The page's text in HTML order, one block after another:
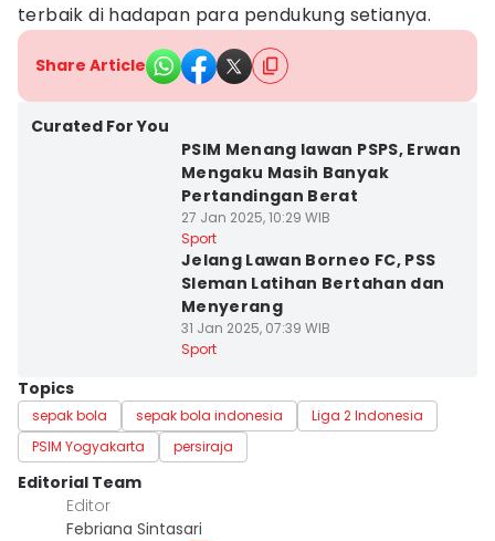
terbaik di hadapan para pendukung setianya.
Share Article
Curated For You
PSIM Menang lawan PSPS, Erwan
Mengaku Masih Banyak
Pertandingan Berat
27 Jan 2025, 10:29 WIB
Sport
Jelang Lawan Borneo FC, PSS
Sleman Latihan Bertahan dan
Menyerang
31 Jan 2025, 07:39 WIB
Sport
Topics
sepak bola sepak bola indonesia
Liga 2 Indonesia
PSIM Yogyakarta
persiraja
Editorial Team
Editor
Febriana Sintasari